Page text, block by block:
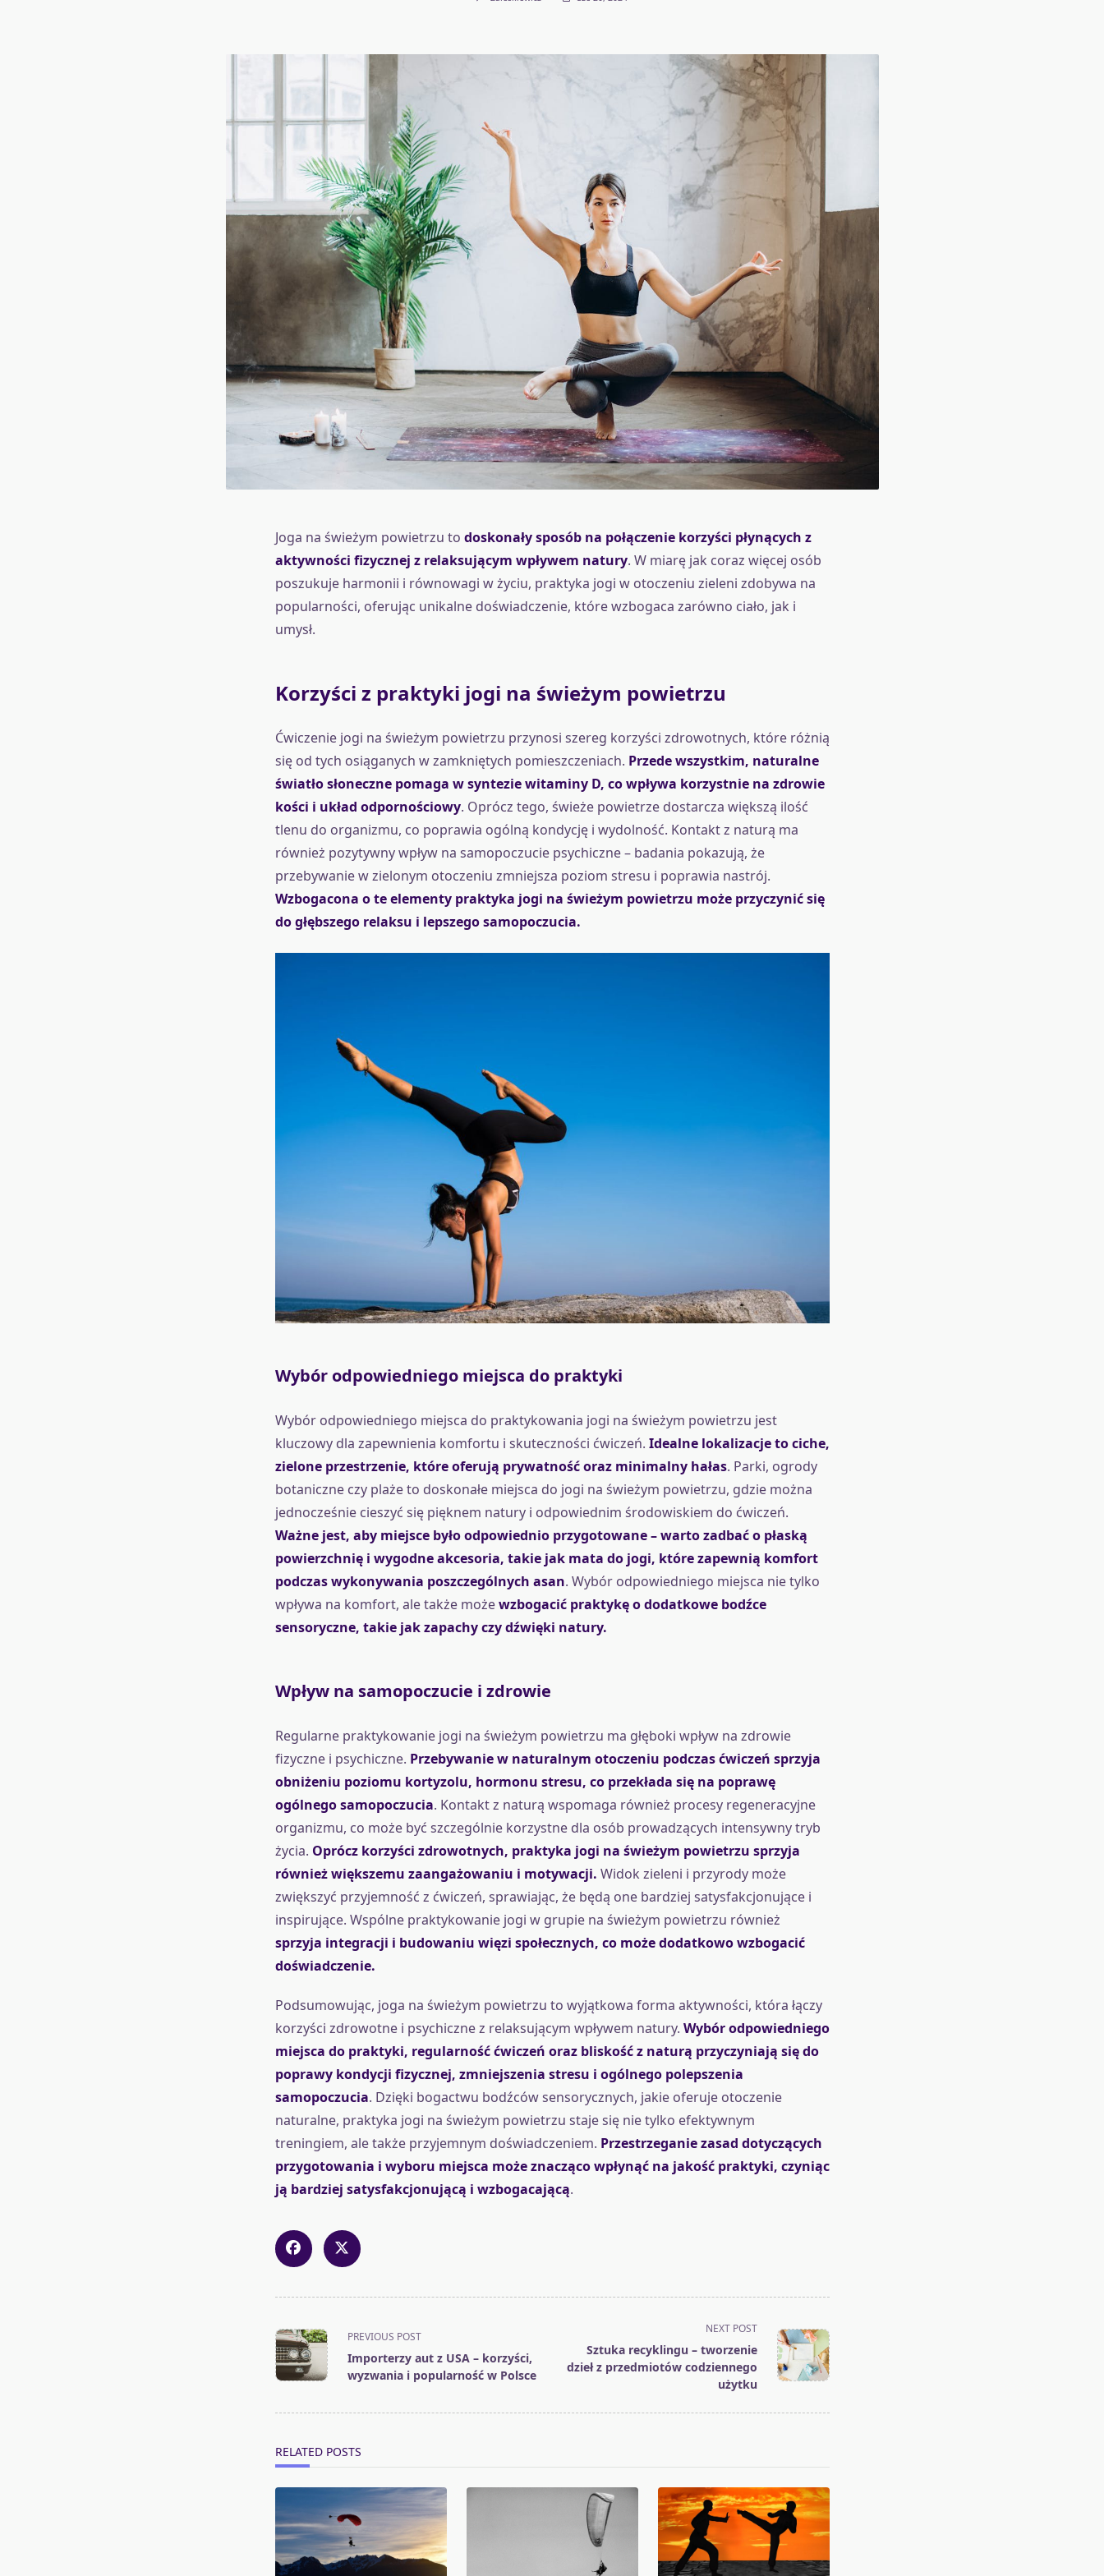
Joga na świeżym powietrzu to doskonały sposób na połączenie korzyści płynących z
aktywności fizycznej z relaksującym wpływem natury. W miarę jak coraz więcej osób
poszukuje harmonii i równowagi w życiu, praktyka jogi w otoczeniu zieleni zdobywa na
popularności, oferując unikalne doświadczenie, które wzbogaca zarówno ciało, jak i
umysł.
Korzyści z praktyki jogi na świeżym powietrzu
Ćwiczenie jogi na świeżym powietrzu przynosi szereg korzyści zdrowotnych, które różnią
się od tych osiąganych w zamkniętych pomieszczeniach. Przede wszystkim, naturalne
światło słoneczne pomaga w syntezie witaminy D, co wpływa korzystnie na zdrowie
kości i układ odpornościowy. Oprócz tego, świeże powietrze dostarcza większą ilość
tlenu do organizmu, co poprawia ogólną kondycję i wydolność. Kontakt z naturą ma
również pozytywny wpływ na samopoczucie psychiczne – badania pokazują, że
przebywanie w zielonym otoczeniu zmniejsza poziom stresu i poprawia nastrój.
Wzbogacona o te elementy praktyka jogi na świeżym powietrzu może przyczynić się
do głębszego relaksu i lepszego samopoczucia.
Wybór odpowiedniego miejsca do praktyki
Wybór odpowiedniego miejsca do praktykowania jogi na świeżym powietrzu jest
kluczowy dla zapewnienia komfortu i skuteczności ćwiczeń. Idealne lokalizacje to ciche,
zielone przestrzenie, które oferują prywatność oraz minimalny hałas. Parki, ogrody
botaniczne czy plaże to doskonałe miejsca do jogi na świeżym powietrzu, gdzie można
jednocześnie cieszyć się pięknem natury i odpowiednim środowiskiem do ćwiczeń.
Ważne jest, aby miejsce było odpowiednio przygotowane – warto zadbać o płaską
powierzchnię i wygodne akcesoria, takie jak mata do jogi, które zapewnią komfort
podczas wykonywania poszczególnych asan. Wybór odpowiedniego miejsca nie tylko
wpływa na komfort, ale także możewzbogacić praktykę o dodatkowe bodźce
sensoryczne, takie jak zapachy czy dźwięki natury.
Wpływ na samopoczucie i zdrowie
Regularne praktykowanie jogi na świeżym powietrzu ma głęboki wpływ na zdrowie
fizyczne i psychiczne. Przebywanie w naturalnym otoczeniu podczas ćwiczeń sprzyja
obniżeniu poziomu kortyzolu, hormonu stresu, co przekłada się na poprawę
ogólnego samopoczucia. Kontakt z naturą wspomaga również procesy regeneracyjne
organizmu, co może być szczególnie korzystne dla osób prowadzących intensywny tryb
życia. Oprócz korzyści zdrowotnych, praktyka jogi na świeżym powietrzu sprzyja
również większemu zaangażowaniu i motywacji. Widok zieleni i przyrody może
zwiększyć przyjemność z ćwiczeń, sprawiając, że będą one bardziej satysfakcjonujące i
inspirujące. Wspólne praktykowanie jogi w grupie na świeżym powietrzu również
sprzyja integracji i budowaniu więzi społecznych, co może dodatkowo wzbogacić
doświadczenie.
Podsumowując, joga na świeżym powietrzu to wyjątkowa forma aktywności, która łączy
korzyści zdrowotne i psychiczne z relaksującym wpływem natury. Wybór odpowiedniego
miejsca do praktyki, regularność ćwiczeń oraz bliskość z naturą przyczyniają się do
poprawy kondycji fizycznej, zmniejszenia stresu i ogólnego polepszenia
samopoczucia. Dzięki bogactwu bodźców sensorycznych, jakie oferuje otoczenie
naturalne, praktyka jogi na świeżym powietrzu staje się nie tylko efektywnym
treningiem, ale także przyjemnym doświadczeniem. Przestrzeganie zasad dotyczących
przygotowania i wyboru miejsca może znacząco wpłynąć na jakość praktyki, czyniąc
ją bardziej satysfakcjonującą i wzbogacającą.
<span
class="nav-
subtitle
screen-
PREVIOUS POST
Importerzy aut z USA – korzyści,
wyzwania i popularność w Polsce
NEXT POST
Sztuka recyklingu – tworzenie
dzieł z przedmiotów codziennego
użytku
RELATED POSTS